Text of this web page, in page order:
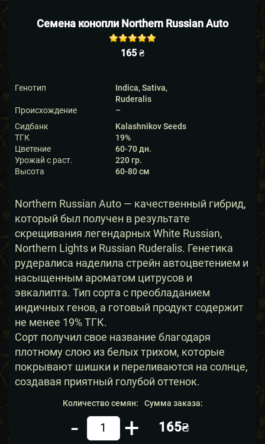
Семена конопли Northern Russian Auto
Ratedout of
5 based on
165 ₴
Генотип
Indica, Sativa,
Ruderalis
Происхождение
–
Сидбанк
Kalashnikov Seeds
ТГК
19%
Цветение
60-70 дн.
Урожай с раст.
220 гр.
Высота
60-80 см
Northern Russian Auto — качественный гибрид,
который был получен в результате
скрещивания легендарных White Russian,
Northern Lights и Russian Ruderalis. Генетика
рудералиса наделила стрейн автоцветением и
насыщенным ароматом цитрусов и
эвкалипта. Тип сорта с преобладанием
индичных генов, а готовый продукт содержит
не менее 19% ТГК.
Сорт получил свое название благодаря
плотному слою из белых трихом, которые
покрывают шишки и переливаются на солнце,
создавая приятный голубой оттенок.
Количество семян:
Кол-во
- +
Сумма заказа:
165₴